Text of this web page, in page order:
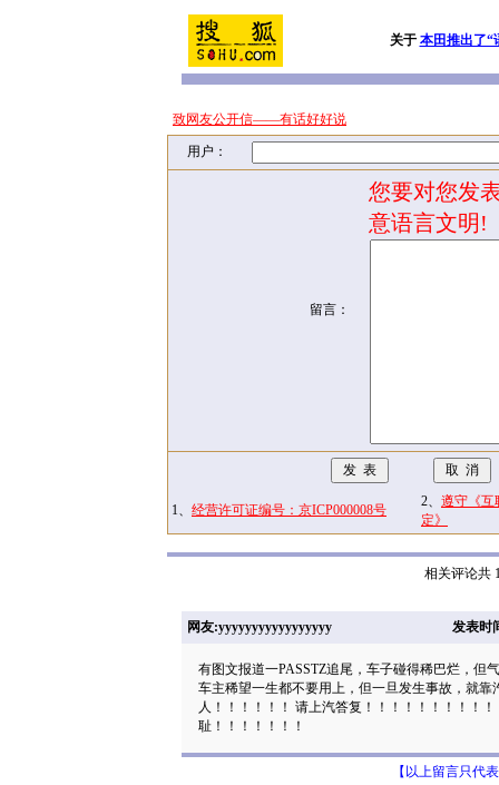
关于 本田推出了“
致网友公开信——有话好好说
用户：
留言：
您要对您发
意语言文明!
1、 经营许可证编号：京ICP000008号
2、 遵守《互
定》
相关评论共
网友:yyyyyyyyyyyyyyyyy 发表时
有图文报道一PASSTZ追尾，车子碰得稀巴烂，但
车主稀望一生都不要用上，但一旦发生事故，就
人！！！！！！ 请上汽答复！！！！！！！！！
耻！！！！！！！
【以上留言只代